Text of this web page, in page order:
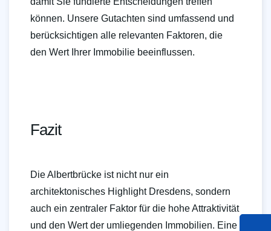
können. Unsere Gutachten sind umfassend und
berücksichtigen alle relevanten Faktoren, die
den Wert Ihrer Immobilie beeinflussen.
Fazit
Die Albertbrücke ist nicht nur ein
architektonisches Highlight Dresdens, sondern
auch ein zentraler Faktor für die hohe Attraktivität
und den Wert der umliegenden Immobilien. Eine